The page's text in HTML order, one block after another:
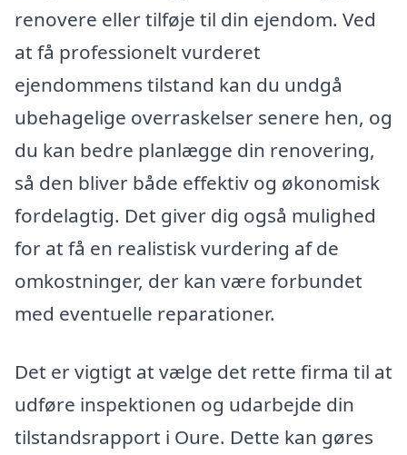
renovere eller tilføje til din ejendom. Ved
at få professionelt vurderet
ejendommens tilstand kan du undgå
ubehagelige overraskelser senere hen, og
du kan bedre planlægge din renovering,
så den bliver både effektiv og økonomisk
fordelagtig. Det giver dig også mulighed
for at få en realistisk vurdering af de
omkostninger, der kan være forbundet
med eventuelle reparationer.
Det er vigtigt at vælge det rette firma til at
udføre inspektionen og udarbejde din
tilstandsrapport i Oure. Dette kan gøres